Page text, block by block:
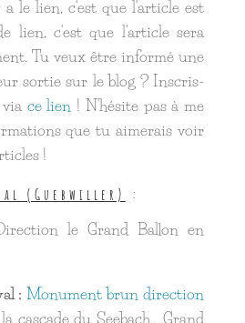
a le lien, c'est que l'article est
lien, c'est que l'article sera
Tu veux être informé une
sortie sur le blog ? Inscris-
ce lien ! N'hésite pas à me
que tu aimerais voir
!
(Guebwiller) :
le Grand Ballon en
: Monument brun direction
cascade du Seebach, Grand